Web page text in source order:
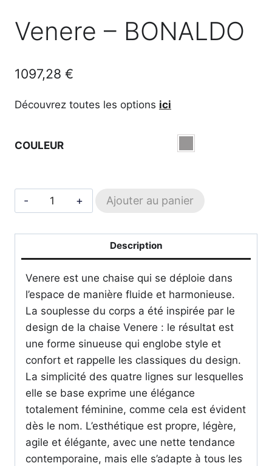
Venere – BONALDO
1097,28 €
Découvrez toutes les options ici
COULEUR
quantité
de
BONALDO
Ajouter au panier
Description
Venere est une chaise qui se déploie dans
l’espace de manière fluide et harmonieuse.
La souplesse du corps a été inspirée par le
design de la chaise Venere : le résultat est
une forme sinueuse qui englobe style et
confort et rappelle les classiques du design.
La simplicité des quatre lignes sur lesquelles
elle se base exprime une élégance
totalement féminine, comme cela est évident
dès le nom. L’esthétique est propre, légère,
agile et élégante, avec une nette tendance
contemporaine, mais elle s’adapte à tous les